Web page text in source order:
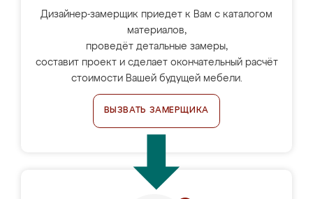
Дизайнер-замерщик приедет к Вам с каталогом
материалов,
проведёт детальные замеры,
составит проект и сделает окончательный расчёт
стоимости Вашей будущей мебели.
ВЫЗВАТЬ ЗАМЕРЩИКА